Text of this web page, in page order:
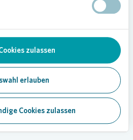
zulassen
erlauben
Cookies zulassen